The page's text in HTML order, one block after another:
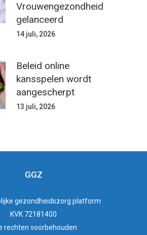
Vrouwengezondheid
gelanceerd
14 juli, 2026
Beleid online
kansspelen wordt
aangescherpt
13 juli, 2026
GGZ
gezondheidszorg platform
KVK 72181400
rechten voorbehouden